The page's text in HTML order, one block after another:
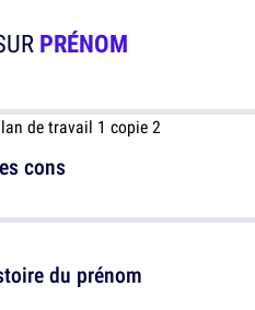
PRÉNOM
cons
du prénom